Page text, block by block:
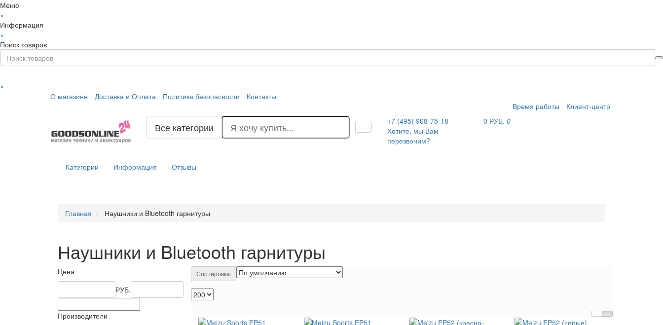
Меню
×
Информация
×
Поиск товаров
×
О магазине
Доставка и Оплата Политика безопасности
Контакты
Время работы
Клиент-центр
Все категории
+7 (495) 908-75-18
Хотите, мы Вам
перезвоним?
0 РУБ. 0
Категории Информация Отзывы
Главная Наушники и Bluetooth гарнитуры
Наушники и Bluetooth гарнитуры
Цена
РУБ.
Производители
Сортировка: